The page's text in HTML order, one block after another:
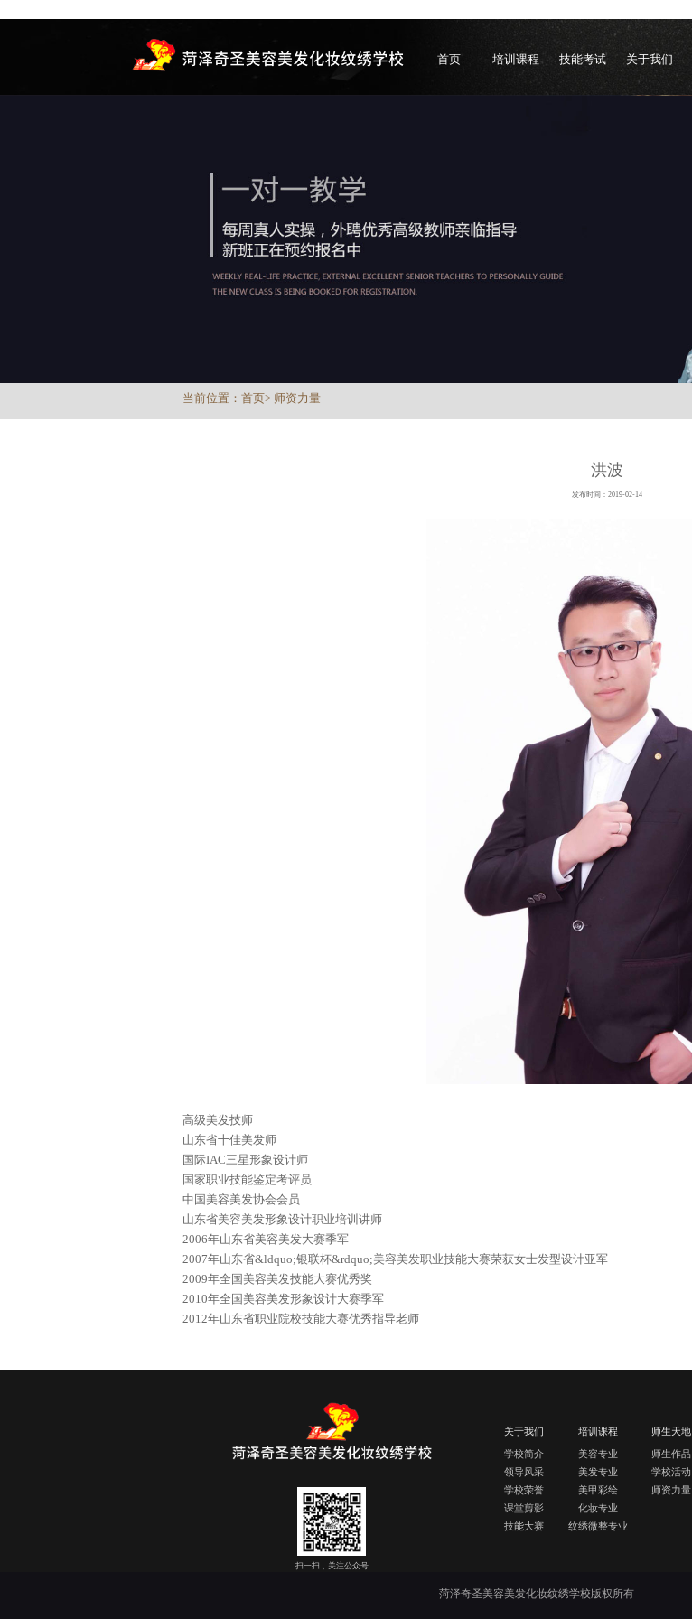
首页 培训课程 技能考试 关于我们
当前位置： 首页> 师资力量
洪波
发布时间：2019-02-14
高级美发技师
山东省十佳美发师
国际IAC三星形象设计师
国家职业技能鉴定考评员
中国美容美发协会会员
山东省美容美发形象设计职业培训讲师
2006年山东省美容美发大赛季军
2007年山东省&ldquo;银联杯&rdquo;美容美发职业技能大赛荣获女士发型设计亚军
2009年全国美容美发技能大赛优秀奖
2010年全国美容美发形象设计大赛季军
2012年山东省职业院校技能大赛优秀指导老师
扫一扫，关注公众号
关于我们
学校简介
领导风采
学校荣誉
课堂剪影
技能大赛
培训课程
美容专业
美发专业
美甲彩绘
化妆专业
纹绣微整专业
师生天地
师生作品
学校活动
师资力量
菏泽奇圣美容美发化妆纹绣学校版权所有